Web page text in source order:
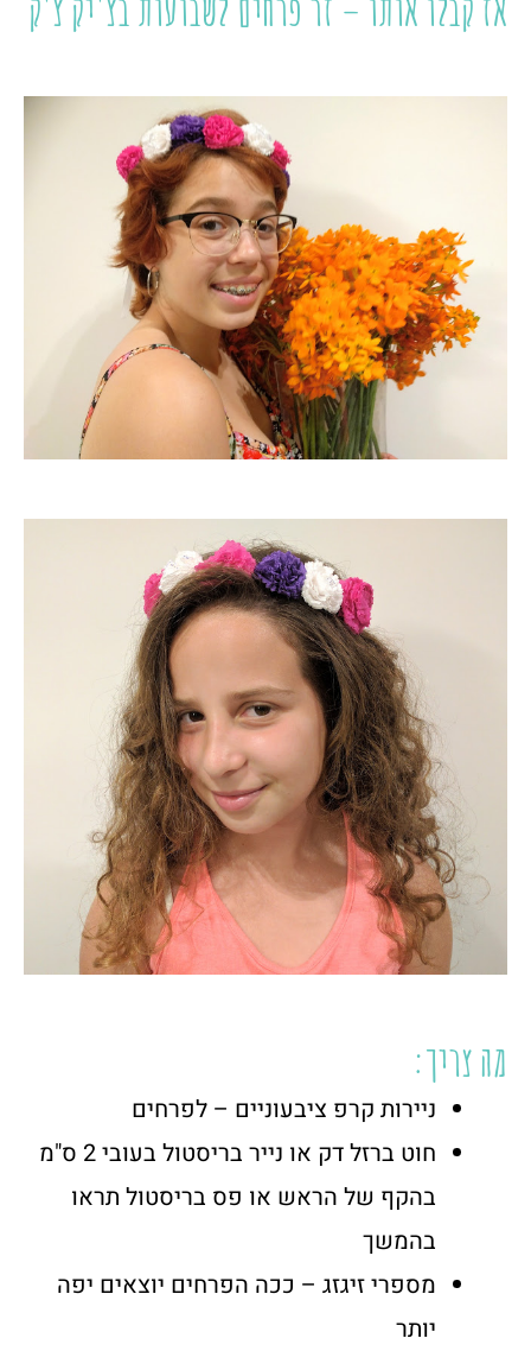
מה צריך:
ניירות קרפ ציבעוניים – לפרחים
חוט ברזל דק או נייר בריסטול בעובי 2 ס"מ
בהקף של הראש או פס בריסטול תראו
בהמשך
מספרי זיגזג – ככה הפרחים יוצאים יפה
יותר